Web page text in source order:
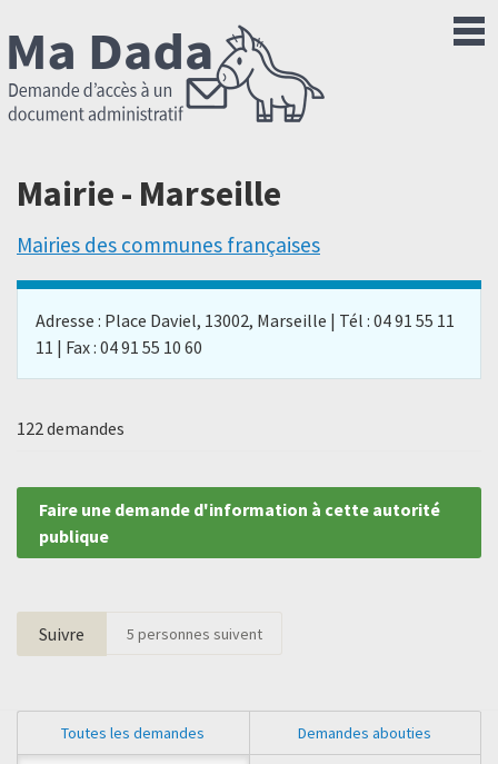
Mairie - Marseille
Mairies des communes françaises
Adresse : Place Daviel, 13002, Marseille | Tél : 04 91 55 11
11 | Fax : 04 91 55 10 60
122 demandes
Faire une demande d'information à cette autorité
publique
Suivre 5 personnes suivent
Toutes les demandes Demandes abouties